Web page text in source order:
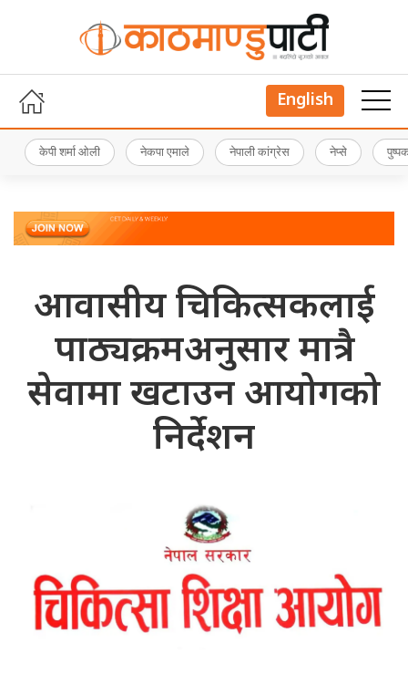
English
केपी शर्मा ओली नेकपा एमाले नेपाली कांग्रेस नेप्से
आवासीय चिकित्सकलाई
पाठ्यक्रमअनुसार मात्रै
सेवामा खटाउन आयोगको
निर्देशन